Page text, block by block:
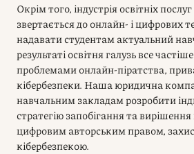
Окрім того, індустрія освітніх
звертається до онлайн- і цифрових
надавати студентам актуальний
результаті освітня галузь все
проблемами онлайн-піратства,
кібербезпеки. Наша юридична
навчальним закладам розробити
стратегію запобігання та вирішення
цифровим авторським правом,
кібербезпекою.